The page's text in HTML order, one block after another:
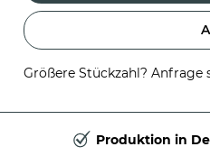
Größere Stückzahl?
Produktion in